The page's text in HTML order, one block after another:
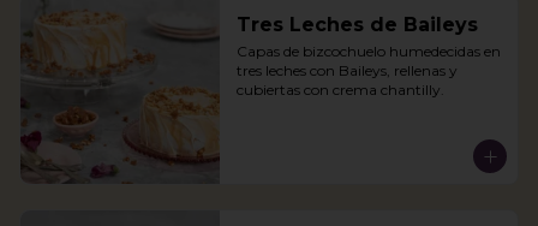
Tres Leches de Baileys
Capas de bizcochuelo humedecidas en
tres leches con Baileys, rellenas y
cubiertas con crema chantilly.